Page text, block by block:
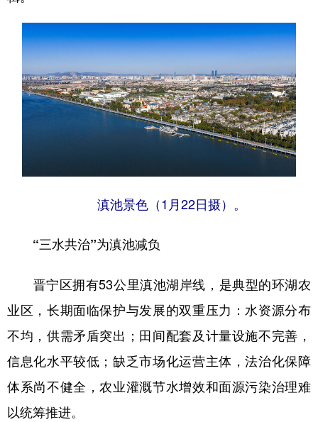
滇池景色（1月22日摄）。
“三水共治”为滇池减负
晋宁区拥有53公里滇池湖岸线，是典型的环湖农
业区，长期面临保护与发展的双重压力：水资源分布
不均，供需矛盾突出；田间配套及计量设施不完善，
信息化水平较低；缺乏市场化运营主体，法治化保障
体系尚不健全，农业灌溉节水增效和面源污染治理难
以统筹推进。